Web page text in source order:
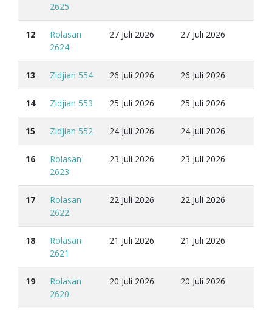
2625
12
Rolasan
2624
27 Juli 2026 27 Juli 2026
13 Zidjian 554 26 Juli 2026 26 Juli 2026
14 Zidjian 553 25 Juli 2026 25 Juli 2026
15 Zidjian 552 24 Juli 2026 24 Juli 2026
16
Rolasan
2623
23 Juli 2026 23 Juli 2026
17
Rolasan
2622
22 Juli 2026 22 Juli 2026
18
Rolasan
2621
21 Juli 2026 21 Juli 2026
19
Rolasan
2620
20 Juli 2026 20 Juli 2026